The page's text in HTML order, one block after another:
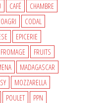
CAFÉ
CHAMBRE
CODAL
EPICERIE
FROMAGE
FRUITS
MADAGASCAR
MOZZARELLA
POULET
PPN